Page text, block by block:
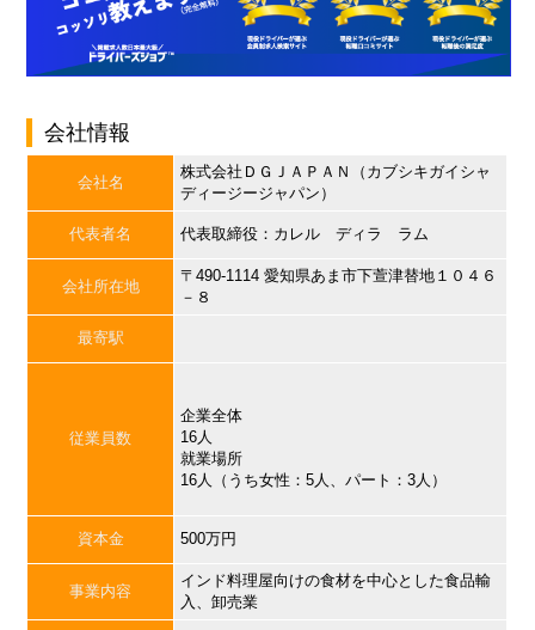
会社情報
会社名
株式会社ＤＧＪＡＰＡＮ（カブシキガイシャ
ディージージャパン）
代表者名 代表取締役：カレル ディラ ラム
会社所在地
〒490-1114 愛知県あま市下萱津替地１０４６
－８
最寄駅
従業員数
企業全体
16人
就業場所
16人（うち女性：5人、パート：3人）
資本金 500万円
事業内容
インド料理屋向けの食材を中心とした食品輸
入、卸売業